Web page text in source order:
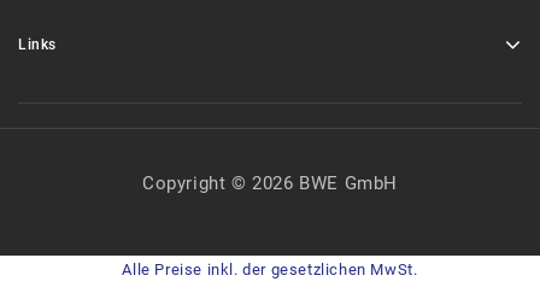
Links
Copyright © 2026 BWE GmbH
Alle Preise inkl. der gesetzlichen MwSt.